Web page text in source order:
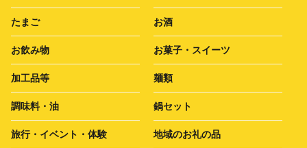
たまご お酒
お飲み物 お菓子・スイーツ
加工品等 麺類
調味料・油 鍋セット
旅行・イベント・体験 地域のお礼の品